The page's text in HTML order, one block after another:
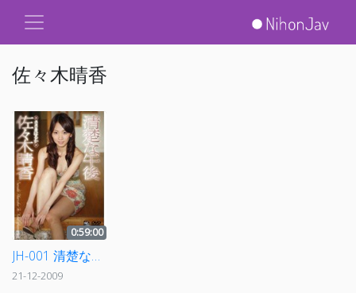
佐々木晴香
0:59:00
JH-001 清楚な午後 佐々木晴香
21-12-2009